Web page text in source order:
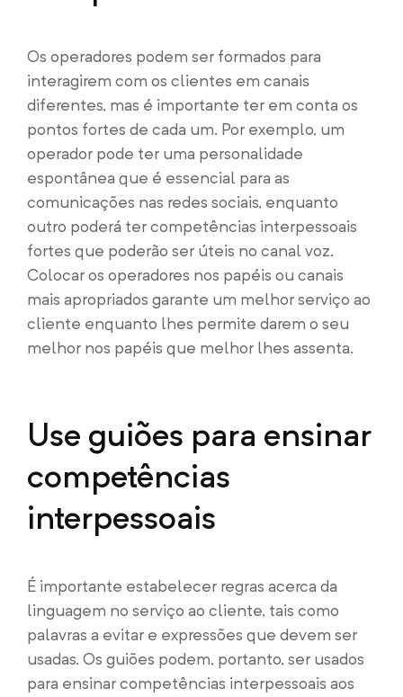
Os operadores podem ser formados para
interagirem com os clientes em canais
diferentes, mas é importante ter em conta os
pontos fortes de cada um. Por exemplo, um
operador pode ter uma personalidade
espontânea que é essencial para as
comunicações nas redes sociais, enquanto
outro poderá ter competências interpessoais
fortes que poderão ser úteis no canal voz.
Colocar os operadores nos papéis ou canais
mais apropriados garante um melhor serviço ao
cliente enquanto lhes permite darem o seu
melhor nos papéis que melhor lhes assenta.
Use guiões para ensinar
competências
interpessoais
É importante estabelecer regras acerca da
linguagem no serviço ao cliente, tais como
palavras a evitar e expressões que devem ser
usadas. Os guiões podem, portanto, ser usados
para ensinar competências interpessoais aos